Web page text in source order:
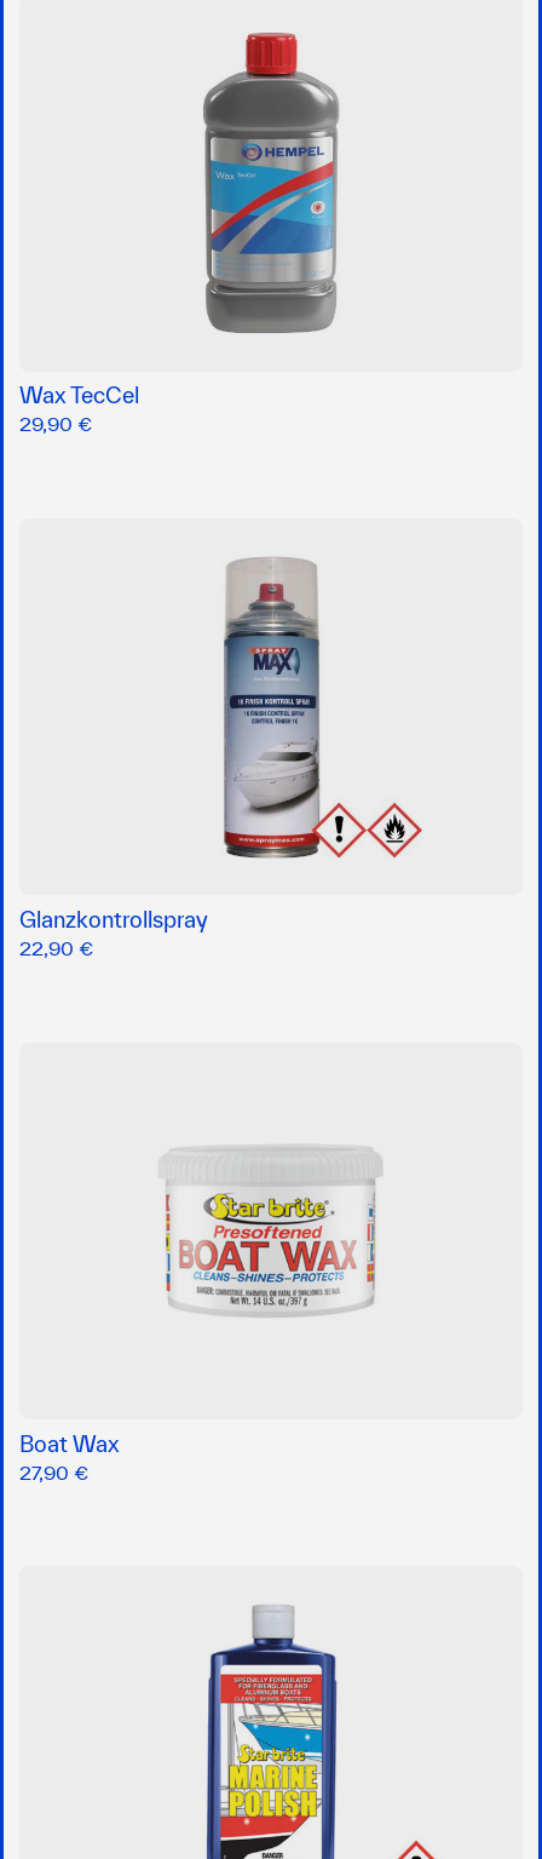
Wax TecCel
29,90 €
Glanzkontrollspray
22,90 €
Boat Wax
27,90 €